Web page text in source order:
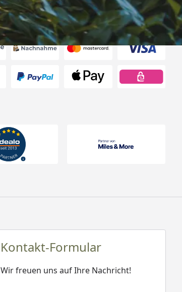
Kontakt-Formular
Wir freuen uns auf Ihre Nachricht!